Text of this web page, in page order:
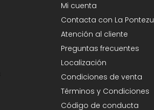
Mi cuenta
Contacta con La
Atención al cliente
Preguntas frecuentes
Localización
Condiciones de venta
Términos y Condiciones
Código de conducta